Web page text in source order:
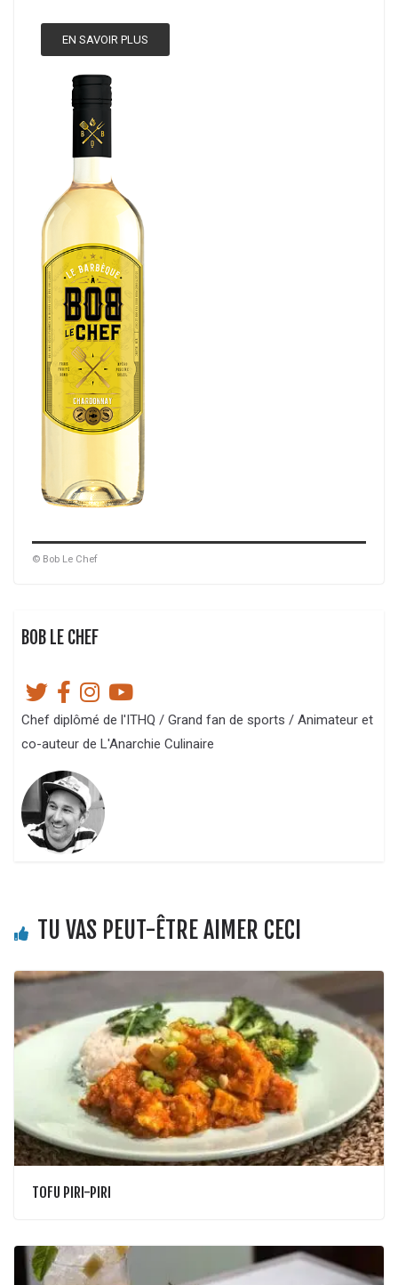
EN SAVOIR PLUS
© Bob Le Chef
BOB LE CHEF
Chef diplômé de l'ITHQ / Grand fan de sports / Animateur et
co-auteur de L'Anarchie Culinaire
TU VAS PEUT-ÊTRE AIMER CECI
TOFU PIRI-PIRI